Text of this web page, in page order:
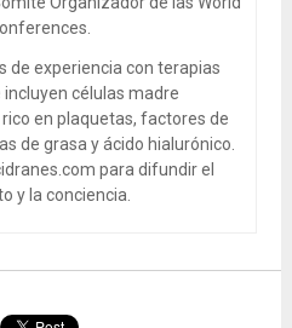
de experiencia con terapias
células madre
en plaquetas, factores de
de grasa y ácido hialurónico.
para difundir el
y la conciencia.